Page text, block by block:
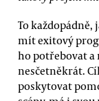
To
mít exitový
ho potřebovat a
nesčetněkrát.
poskytovat